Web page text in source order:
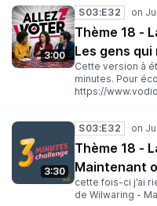
mois : Ceux
3:00
S03:E32
Thème 18 -
Les gens qui
Cette version à
minutes. Pour
https://
tombait plutôt
chose d’un peu
sujets, le
Bref ALLEZ
n’engagent que
qu’on entend
3:30
S03:E32
Thème 18 -
Maintenant
cette fois-ci j’ai
de Wilwaring -